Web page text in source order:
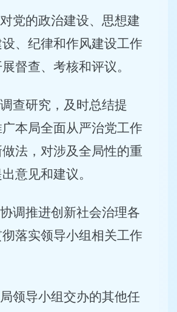
党的政治建设、思想建
、纪律和作风建设工作
督查、考核和评议。
查研究，及时总结提
本局全面从严治党工作
法，对涉及全局性的重
意见和建议。
调推进创新社会治理各
落实领导小组相关工作
领导小组交办的其他任